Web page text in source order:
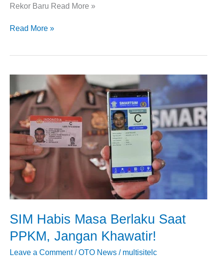
Rekor Baru Read More »
Read More »
SIM Habis Masa Berlaku Saat
PPKM, Jangan Khawatir!
Leave a Comment /OTO News / multisitelc
Habis
Masa
Berlaku
Saat
PPKM,
Jangan
Khawatir!